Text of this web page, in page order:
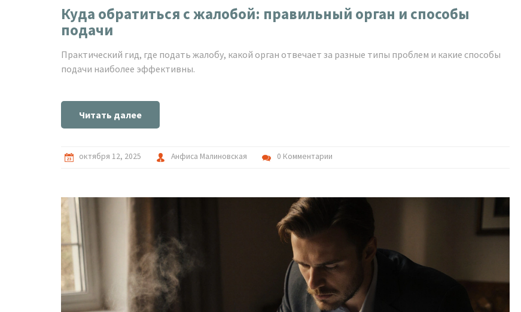
Куда обратиться с жалобой: правильный орган и способы
подачи
Практический гид, где подать жалобу, какой орган отвечает за разные типы проблем и какие способы
подачи наиболее эффективны.
Читать далее
октября 12, 2025 Анфиса Малиновская 0 Комментарии